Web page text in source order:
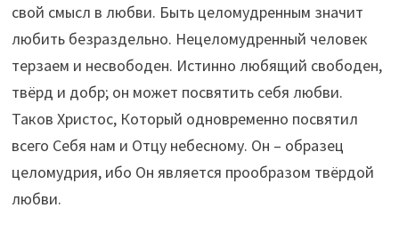
свой смысл в любви. Быть целомудренным значит
любить безраздельно. Нецеломудренный человек
терзаем и несвободен. Истинно любящий свободен,
твёрд и добр; он может посвятить себя любви.
Таков Христос, Который одновременно посвятил
всего Себя нам и Отцу небесному. Он – образец
целомудрия, ибо Он является прообразом твёрдой
любви.